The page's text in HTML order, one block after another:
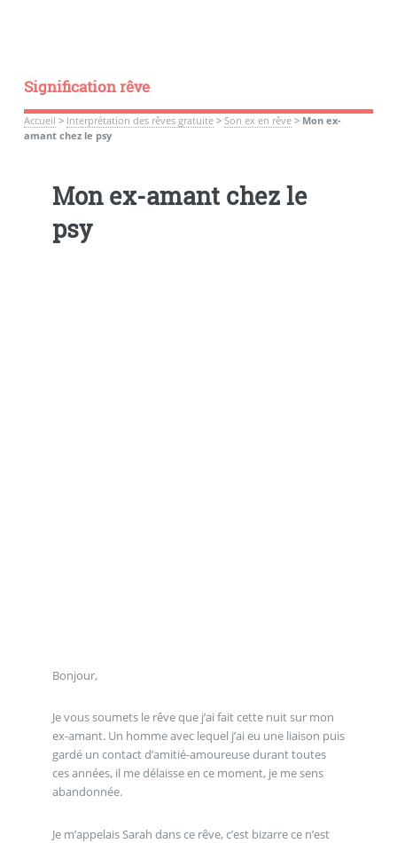
Signification rêve
Accueil > Interprétation des rêves gratuite> Son ex en rêve> Mon ex-
amant chez le psy
Mon ex-amant chez le
psy
Bonjour,
Je vous soumets le rêve que j’ai fait cette nuit sur mon
ex-amant. Un homme avec lequel j’ai eu une liaison puis
gardé un contact d’amitié-amoureuse durant toutes
ces années, il me délaisse en ce moment, je me sens
abandonnée.
Je m’appelais Sarah dans ce rêve, c’est bizarre ce n’est